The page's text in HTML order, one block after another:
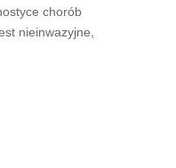
chorób
nieinwazyjne,